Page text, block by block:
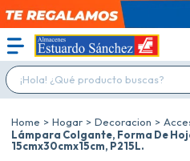
¡Hola! ¿Qué producto buscas?
Hogar Decoracion
Lámpara Colgante, Forma De
15cmx30cmx15cm, P215L.